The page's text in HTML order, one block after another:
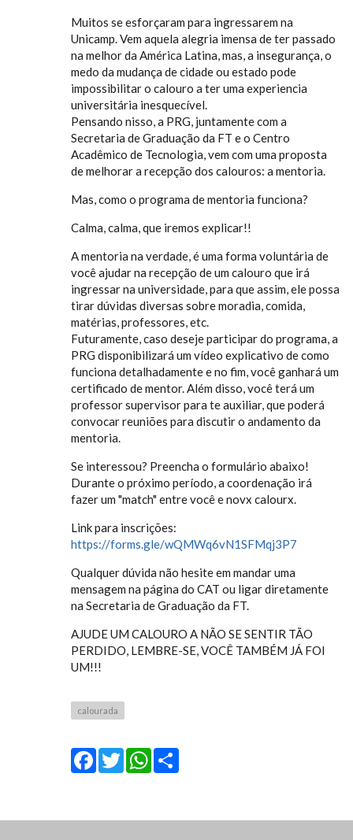
Muitos se esforçaram para ingressarem na
Unicamp. Vem aquela alegria imensa de ter passado
na melhor da América Latina, mas, a insegurança, o
medo da mudança de cidade ou estado pode
impossibilitar o calouro a ter uma experiencia
universitária inesquecível.
Pensando nisso, a PRG, juntamente com a
Secretaria de Graduação da FT e o Centro
Acadêmico de Tecnologia, vem com uma proposta
de melhorar a recepção dos calouros: a mentoria.
Mas, como o programa de mentoria funciona?
Calma, calma, que iremos explicar!!
A mentoria na verdade, é uma forma voluntária de
você ajudar na recepção de um calouro que irá
ingressar na universidade, para que assim, ele possa
tirar dúvidas diversas sobre moradia, comida,
matérias, professores, etc.
Futuramente, caso deseje participar do programa, a
PRG disponibilizará um vídeo explicativo de como
funciona detalhadamente e no fim, você ganhará um
certificado de mentor. Além disso, você terá um
professor supervisor para te auxiliar, que poderá
convocar reuniões para discutir o andamento da
mentoria.
Se interessou? Preencha o formulário abaixo!
Durante o próximo período, a coordenação irá
fazer um "match" entre você e novx calourx.
Link para inscrições:
https://forms.gle/wQMWq6vN1SFMqj3P7
Qualquer dúvida não hesite em mandar uma
mensagem na página do CAT ou ligar diretamente
na Secretaria de Graduação da FT.
AJUDE UM CALOURO A NÃO SE SENTIR TÃO
PERDIDO, LEMBRE-SE, VOCÊ TAMBÉM JÁ FOI
UM!!!
calourada
Facebook
Twitter
WhatsApp